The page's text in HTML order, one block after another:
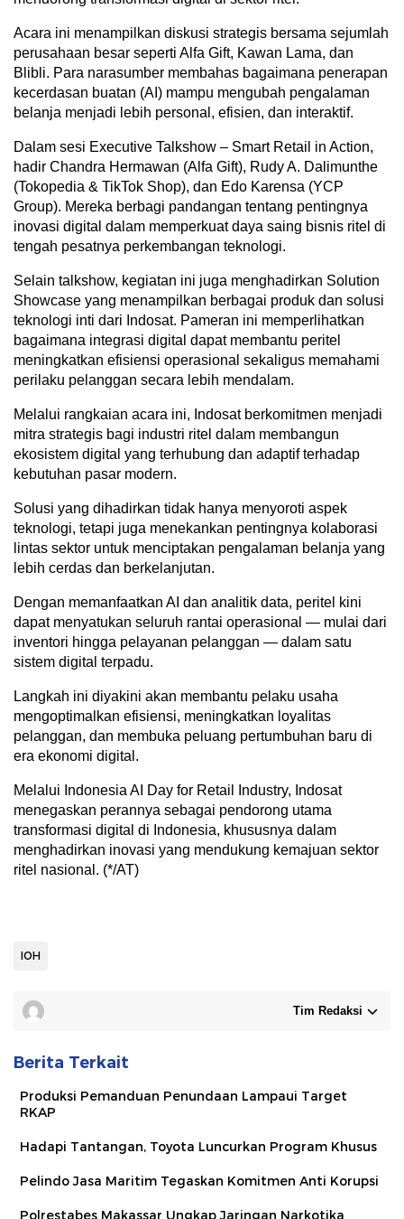
Acara ini menampilkan diskusi strategis bersama sejumlah
perusahaan besar seperti Alfa Gift, Kawan Lama, dan
Blibli. Para narasumber membahas bagaimana penerapan
kecerdasan buatan (AI) mampu mengubah pengalaman
belanja menjadi lebih personal, efisien, dan interaktif.
Dalam sesi Executive Talkshow – Smart Retail in Action,
hadir Chandra Hermawan (Alfa Gift), Rudy A. Dalimunthe
(Tokopedia & TikTok Shop), dan Edo Karensa (YCP
Group). Mereka berbagi pandangan tentang pentingnya
inovasi digital dalam memperkuat daya saing bisnis ritel di
tengah pesatnya perkembangan teknologi.
Selain talkshow, kegiatan ini juga menghadirkan Solution
Showcase yang menampilkan berbagai produk dan solusi
teknologi inti dari Indosat. Pameran ini memperlihatkan
bagaimana integrasi digital dapat membantu peritel
meningkatkan efisiensi operasional sekaligus memahami
perilaku pelanggan secara lebih mendalam.
Melalui rangkaian acara ini, Indosat berkomitmen menjadi
mitra strategis bagi industri ritel dalam membangun
ekosistem digital yang terhubung dan adaptif terhadap
kebutuhan pasar modern.
Solusi yang dihadirkan tidak hanya menyoroti aspek
teknologi, tetapi juga menekankan pentingnya kolaborasi
lintas sektor untuk menciptakan pengalaman belanja yang
lebih cerdas dan berkelanjutan.
Dengan memanfaatkan AI dan analitik data, peritel kini
dapat menyatukan seluruh rantai operasional — mulai dari
inventori hingga pelayanan pelanggan — dalam satu
sistem digital terpadu.
Langkah ini diyakini akan membantu pelaku usaha
mengoptimalkan efisiensi, meningkatkan loyalitas
pelanggan, dan membuka peluang pertumbuhan baru di
era ekonomi digital.
Melalui Indonesia AI Day for Retail Industry, Indosat
menegaskan perannya sebagai pendorong utama
transformasi digital di Indonesia, khususnya dalam
menghadirkan inovasi yang mendukung kemajuan sektor
ritel nasional. (*/AT)
IOH
Tim Redaksi
Berita Terkait
Produksi Pemanduan Penundaan Lampaui Target
RKAP
Hadapi Tantangan, Toyota Luncurkan Program Khusus
Pelindo Jasa Maritim Tegaskan Komitmen Anti Korupsi
Polrestabes Makassar Ungkap Jaringan Narkotika